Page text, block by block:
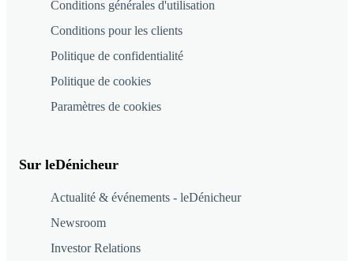
Conditions générales d'utilisation
Conditions pour les clients
Politique de confidentialité
Politique de cookies
Paramètres de cookies
Sur leDénicheur
Actualité & événements - leDénicheur
Newsroom
Investor Relations